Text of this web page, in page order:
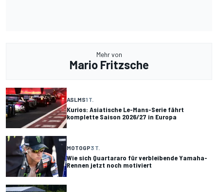
Mehr von
Mario Fritzsche
ASLMS1 T.
Kurios: Asiatische Le-Mans-Serie fährt
komplette Saison 2026/27 in Europa
MOTOGP3 T.
Wie sich Quartararo für verbleibende Yamaha-
Rennen jetzt noch motiviert